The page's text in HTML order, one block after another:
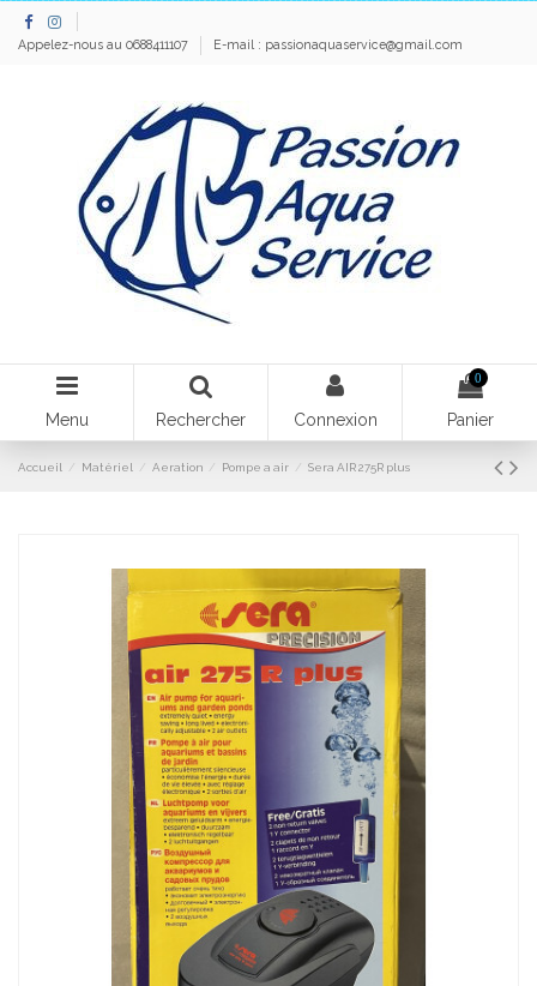
Appelez-nous au 0688411107 E-mail : passionaquaservice@gmail.com
Menu Rechercher Connexion
0
Panier
Accueil Matériel Aeration Pompe a air Sera AIR 275R plus